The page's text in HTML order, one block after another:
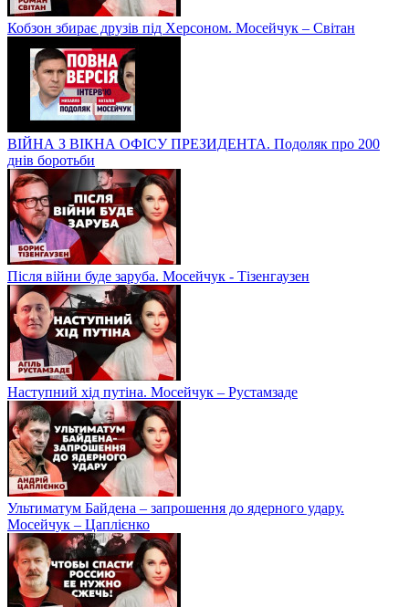
Кобзон збирає друзів під Херсоном. Мосейчук – Світан
ВІЙНА З ВІКНА ОФІСУ ПРЕЗИДЕНТА. Подоляк про 200
днів боротьби
Після війни буде заруба. Мосейчук - Тізенгаузен
Наступний хід путіна. Мосейчук – Рустамзаде
Ультиматум Байдена – запрошення до ядерного удару.
Мосейчук – Цаплієнко